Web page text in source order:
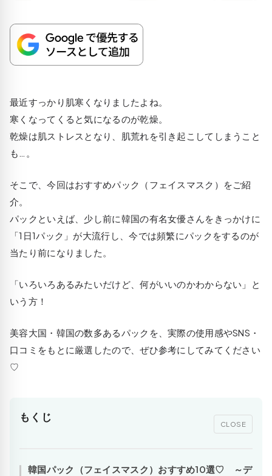
最近すっかり肌寒くなりましたよね。
寒くなってくると気になるのが乾燥。
乾燥は肌ストレスとなり、肌荒れを引き起こしてしまうこと
も…。
そこで、今回はおすすめパック（フェイスマスク）をご紹
介。
パックといえば、少し前に韓国の有名女優さんをきっかけに
「1日1パック」が大流行し、今では頻繁にパックをするのが
当たり前になりました。
「いろいろあるみたいだけど、何がいいのかわからない」と
いう方！
美容大国・韓国の数多あるパックを、実際の使用感やSNS・
口コミをもとに厳選したので、ぜひ参考にしてみてください
♡
もくじ
CLOSE
韓国パック（フェイスマスク）おすすめ10選♡ ～デ